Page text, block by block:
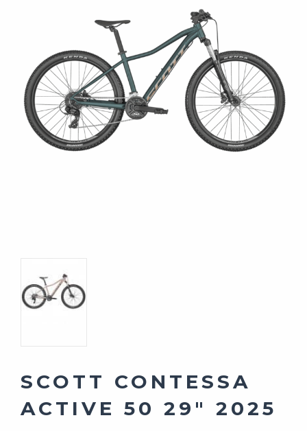
SCOTT CONTESSA
ACTIVE 50 29″ 2025